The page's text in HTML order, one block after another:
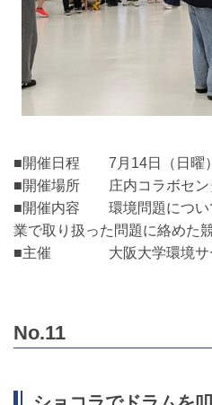
■開催日程 7月14日（日曜
■開催場所 庄内コラボセ
■開催内容 環境問題につい
業で取り扱った問題に絡めた
■主催 大阪大学環境サー
No.11